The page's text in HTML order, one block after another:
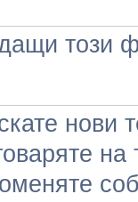
този
нови
на